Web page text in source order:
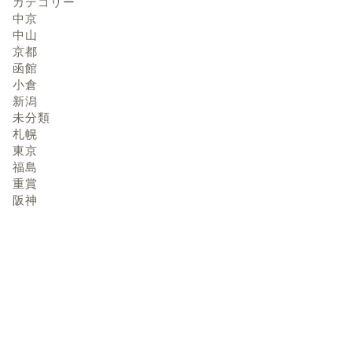
中京
中山
京都
函館
小倉
新潟
未分類
札幌
東京
福島
重賞
阪神